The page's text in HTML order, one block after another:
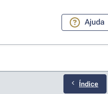
Ajuda
Índice